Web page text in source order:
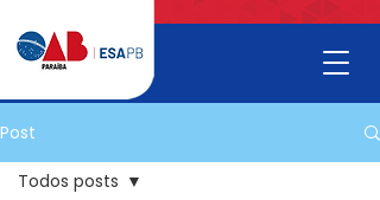
Post
Todos posts